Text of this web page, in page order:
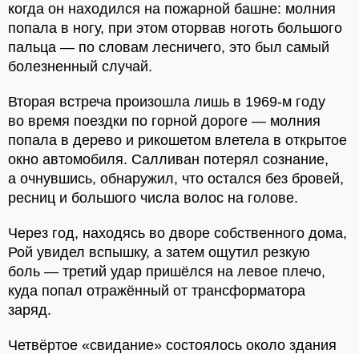
когда он находился на пожарной башне: молния
попала в ногу, при этом оторвав ноготь большого
пальца — по словам лесничего, это был самый
болезненный случай.
Вторая встреча произошла лишь в 1969-м году
во время поездки по горной дороге — молния
попала в дерево и рикошетом влетела в открытое
окно автомобиля. Салливан потерял сознание,
а очнувшись, обнаружил, что остался без бровей,
ресниц и большого числа волос на голове.
Через год, находясь во дворе собственного дома,
Рой увидел вспышку, а затем ощутил резкую
боль — третий удар пришёлся на левое плечо,
куда попал отражённый от трансформатора
заряд.
Четвёртое «свидание» состоялось около здания